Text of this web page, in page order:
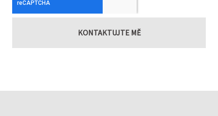
KONTAKTUJTE MĚ